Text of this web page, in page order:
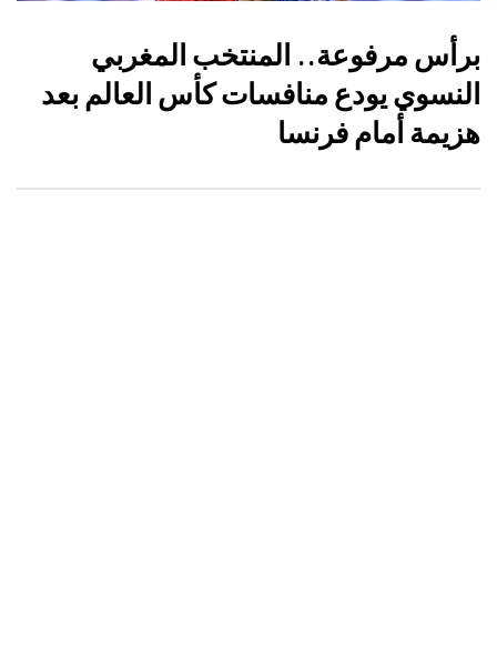
برأس مرفوعة.. المنتخب المغربي
النسوي يودع منافسات كأس العالم بعد
هزيمة أمام فرنسا